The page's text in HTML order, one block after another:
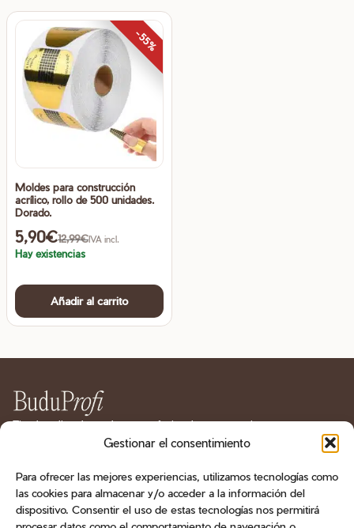
Gestionar el consentimiento
Para ofrecer las mejores experiencias, utilizamos tecnologías como
las cookies para almacenar y/o acceder a la información del
dispositivo. Consentir el uso de estas tecnologías nos permitirá
-55%
Moldes para construcción
acrílico, rollo de 500 unidades.
Dorado.
5,90€12,99€IVA incl.
Hay existencias
Añadir al carrito
Tienda online de productos profesionales para manicura
y pedicura en España. Geles, esmaltes, bases, líquidos
CATÁLOGO